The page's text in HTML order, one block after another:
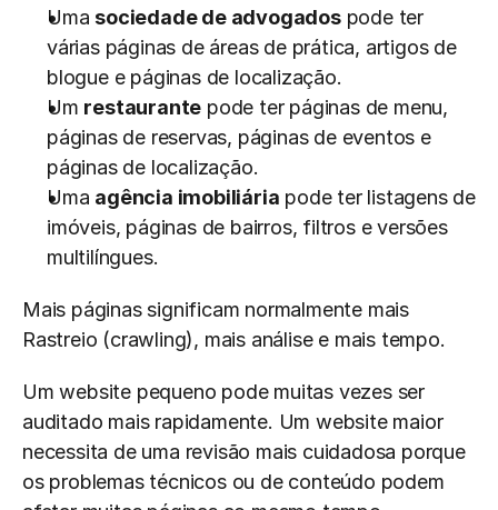
Uma sociedade de advogados pode ter
várias páginas de áreas de prática, artigos de
blogue e páginas de localização.
Um restaurante pode ter páginas de menu,
páginas de reservas, páginas de eventos e
páginas de localização.
Uma agência imobiliária pode ter listagens de
imóveis, páginas de bairros, filtros e versões
multilíngues.
Mais páginas significam normalmente mais
Rastreio (crawling), mais análise e mais tempo.
Um website pequeno pode muitas vezes ser
auditado mais rapidamente. Um website maior
necessita de uma revisão mais cuidadosa porque
os problemas técnicos ou de conteúdo podem